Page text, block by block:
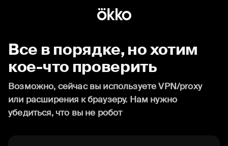
Все в порядке, но хотим
кое-что проверить
Возможно, сейчас вы используете VPN/proxy
или расширения к браузеру. Нам нужно
убедиться, что вы не робот